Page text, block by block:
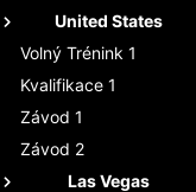
United States
Volný Trénink 1
Kvalifikace 1
Závod 1
Závod 2
Las Vegas